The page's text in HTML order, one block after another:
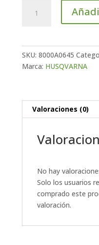
intermitentes
SKU: 8000A0645
Marca: HUSQVARNA
Valoraciones (0)
No hay
Solo los usuarios
comprado este
valoración.